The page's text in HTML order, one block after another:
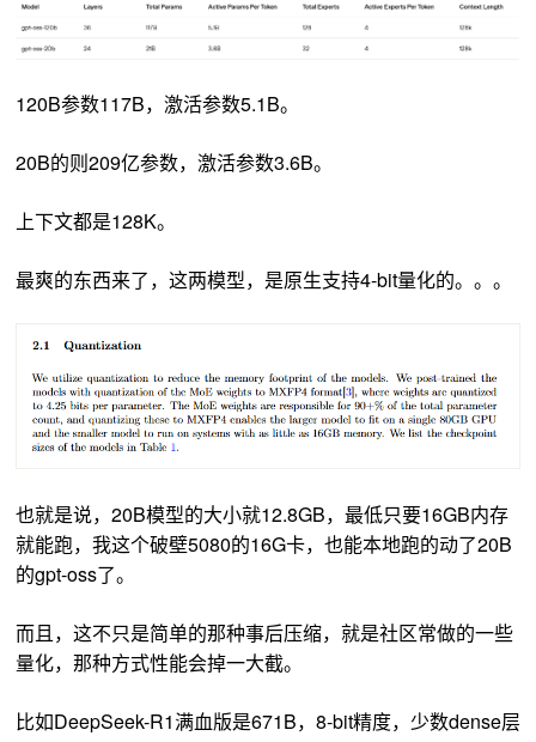
120B参数117B，激活参数5.1B。
20B的则209亿参数，激活参数3.6B。
上下文都是128K。
最爽的东西来了，这两模型，是原生支持4-bit量化的。。。
也就是说，20B模型的大小就12.8GB，最低只要16GB内存
就能跑，我这个破壁5080的16G卡，也能本地跑的动了20B
的gpt-oss了。
而且，这不只是简单的那种事后压缩，就是社区常做的一些
量化，那种方式性能会掉一大截。
比如DeepSeek-R1满血版是671B，8-bit精度，少数dense层